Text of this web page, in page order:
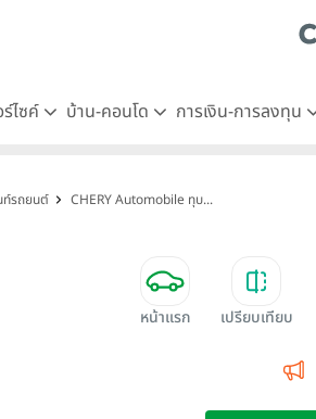
ไซค์ บ้าน-คอนโด การเงิน-การลงทุน
ท์รถยนต์ CHERY Automobile ทุบ...
หน้าแรก เปรียบเทียบ